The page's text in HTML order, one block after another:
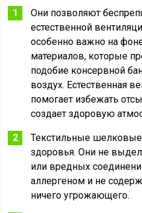
Они позволяют
естественной
особенно важно на
материалов, которые
подобие консервной
воздух. Естественная
помогает избежать
создает здоровую
Текстильные
здоровья. Они не
или вредных
аллергеном и не
ничего угрожающего.